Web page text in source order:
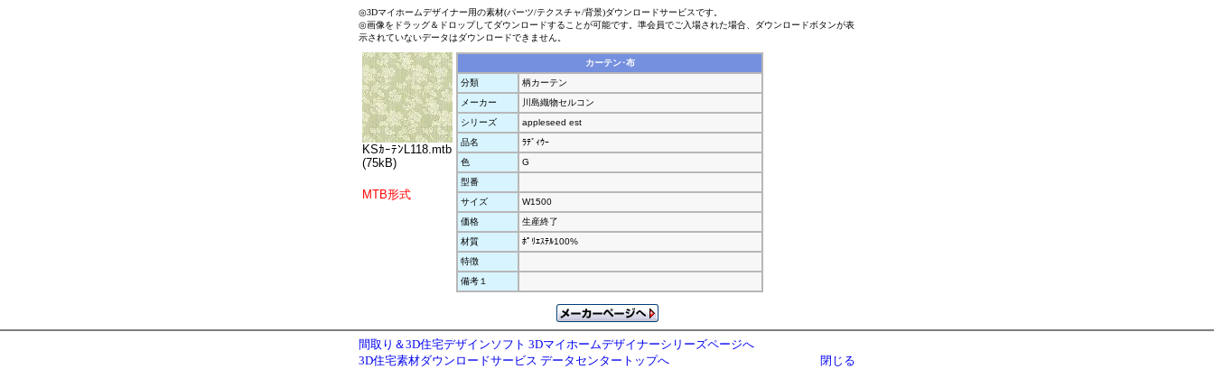
◎3Dマイホームデザイナー用の素材(パーツ/テクスチャ/背景)ダウンロードサービスです。
◎画像をドラッグ＆ドロップしてダウンロードすることが可能です。準会員でご入場された場合、ダウンロードボタンが表
示されていないデータはダウンロードできません。
KSｶｰﾃﾝL118.mtb
(75kB)
MTB形式
カーテン･布
分類
柄カーテン
メーカー
川島織物セルコン
シリーズ
appleseed est
品名
ﾗﾃﾞｨｳｰ
色
G
型番
サイズ
W1500
価格
生産終了
材質
ﾎﾟﾘｴｽﾃﾙ100%
特徴
備考１
間取り＆3D住宅デザインソフト 3Dマイホームデザイナーシリーズページへ
3D住宅素材ダウンロードサービス データセンタートップへ
閉じる